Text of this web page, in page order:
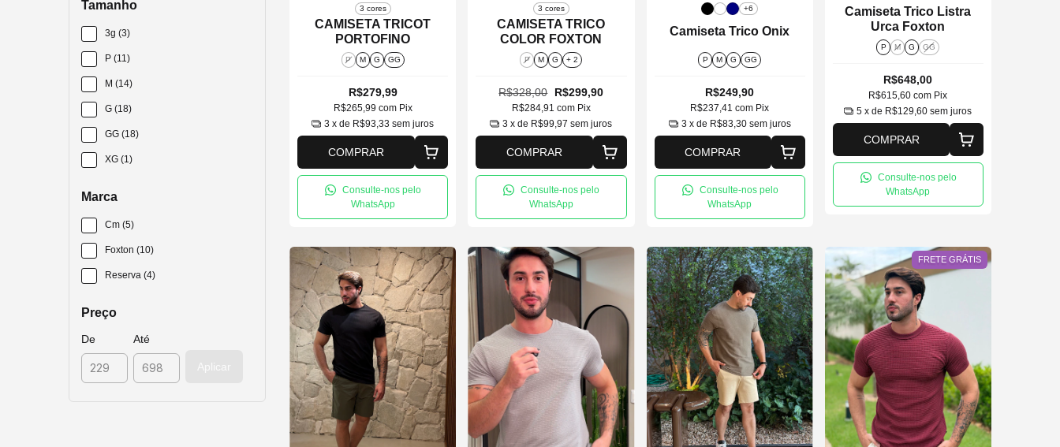
Tamanho
3g (3)
P (11)
M (14)
G (18)
GG (18)
XG (1)
Marca
Cm (5)
Foxton (10)
Reserva (4)
Preço
De Até
Aplicar
3 cores
CAMISETA TRICOT
PORTOFINO
P M G GG
R$279,99
R$265,99 com Pix
3 x de R$93,33 sem juros
COMPRAR
Consulte-nos pelo
WhatsApp
3 cores
CAMISETA TRICO
COLOR FOXTON
P M G + 2
R$328,00 R$299,90
R$284,91 com Pix
3 x de R$99,97 sem juros
COMPRAR
Consulte-nos pelo
WhatsApp
+6
Camiseta Trico Onix
P M G GG
R$249,90
R$237,41com Pix
3 x de R$83,30 sem juros
COMPRAR
Consulte-nos pelo
WhatsApp
Camiseta Trico Listra
Urca Foxton
P M G GG
R$648,00
R$615,60com Pix
5 x de R$129,60 sem juros
COMPRAR
Consulte-nos pelo
WhatsApp
FRETE GRÁTIS